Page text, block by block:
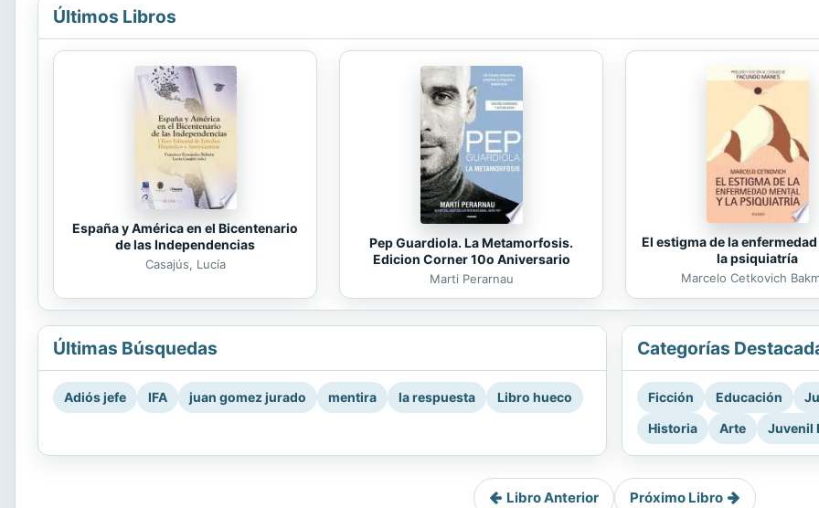
Últimos Libros
España y América en el Bicentenario
de las Independencias
Casajús, Lucía
Pep Guardiola. La Metamorfosis.
Edicion Corner 10o Aniversario
Marti Perarnau
El estigma de la
la psiquiatría
Marcelo Cetkovich
Últimas Búsquedas
Adiós jefe IFA juan gomez jurado mentira la respuesta Libro hueco
Categorías
Ficción Educación
Historia
Arte Juvenil
Libro Anterior Próximo Libro